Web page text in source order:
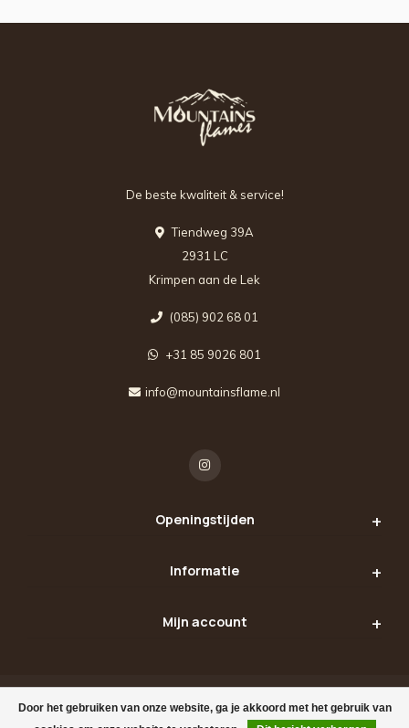
Door het gebruiken van onze website, ga je akkoord met het gebruik van
De beste kwaliteit & service!
Tiendweg 39A
2931 LC
Krimpen aan de Lek
(085) 902 68 01
+31 85 9026 801
info@mountainsflame.nl
Openingstijden
Informatie
Mijn account